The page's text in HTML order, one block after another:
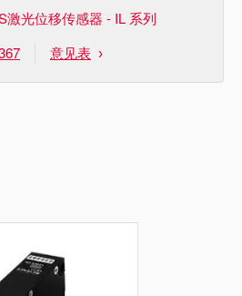
激光位移传感器 - IL 系列
意见表